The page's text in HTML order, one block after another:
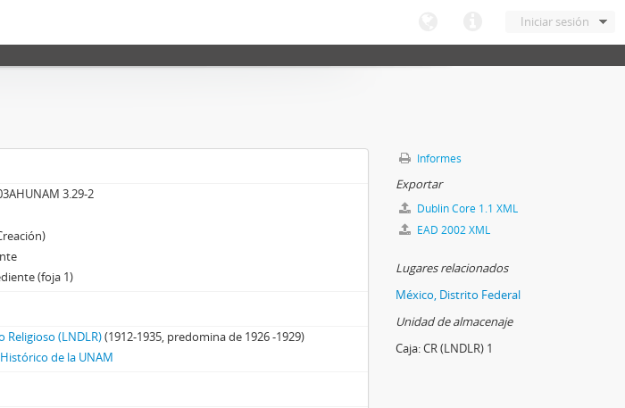
Iniciar sesión
3.29-2
(foja 1)
Religioso (LNDLR)(1912-1935, predomina de 1926 -1929)
de la UNAM
Informes
Exportar
Dublin Core 1.1 XML
EAD 2002 XML
Lugares relacionados
México, Distrito Federal
Unidad de almacenaje
Caja:CR (LNDLR) 1